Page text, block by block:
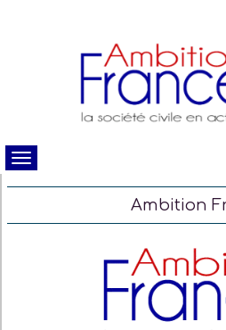
Ambition